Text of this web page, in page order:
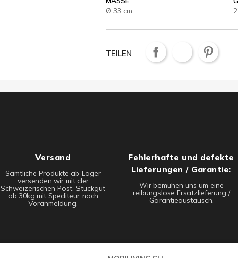
Ø 33 cm
TEILEN
Versand
Sämtliche Produkte ab Lager
versenden wir mit der
Schweizerischen Post. Stückgut
ab 30kg mit Spediteur nach
Voranmeldung.
Fehlerhafte und defekte
Lieferungen / Garantie:
Wir bemühen uns um eine
reibungslose Ersatzlieferung /
Garantieaustausch.